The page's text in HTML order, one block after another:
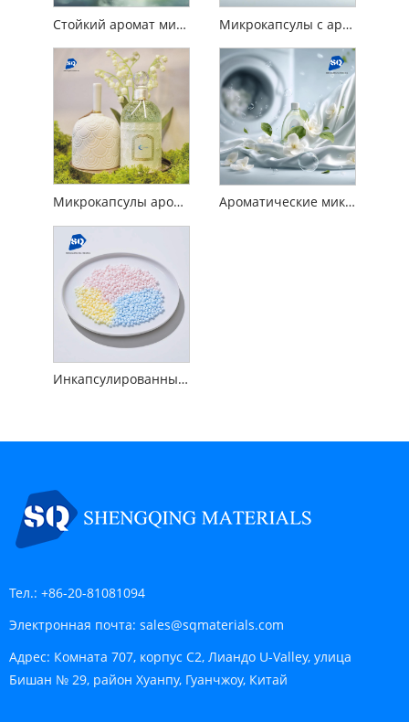
Стойкий аромат микрокапсул Микрокапсулы с ароматизатором для стирального порошка
Микрокапсулы ароматизаторов для средств бытовой химии Ароматические микрокапсулы для кондиционера для белья
Инкапсулированные микрокапсулы ароматизаторов
Тел.: +86-20-81081094
Электронная почта: sales@sqmaterials.com
Адрес: Комната 707, корпус C2, Лиандо U-Valley, улица
Бишан № 29, район Хуанпу, Гуанчжоу, Китай